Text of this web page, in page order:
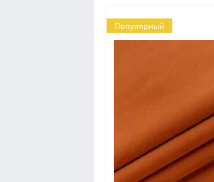
Популярный